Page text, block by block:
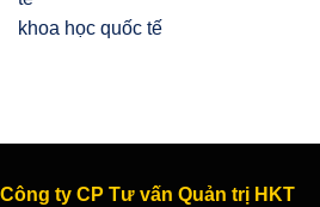
khoa học quốc tế
Công ty CP Tư vấn Quản trị HKT